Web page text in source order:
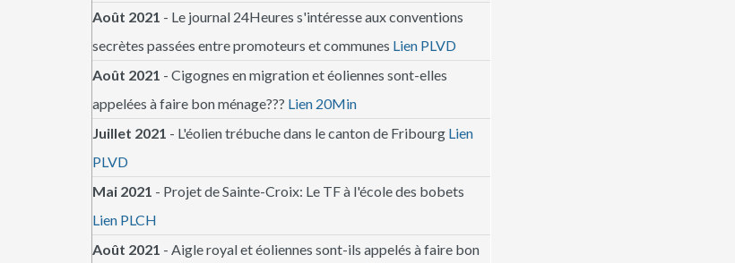
Août 2021 - Le journal 24Heures s'intéresse aux conventions
secrètes passées entre promoteurs et communes Lien PLVD
Août 2021 - Cigognes en migration et éoliennes sont-elles
appelées à faire bon ménage??? Lien 20Min
Juillet 2021 - L'éolien trébuche dans le canton de Fribourg Lien
PLVD
Mai 2021 - Projet de Sainte-Croix: Le TF à l'école des bobets
Lien PLCH
Août 2021 - Aigle royal et éoliennes sont-ils appelés à faire bon